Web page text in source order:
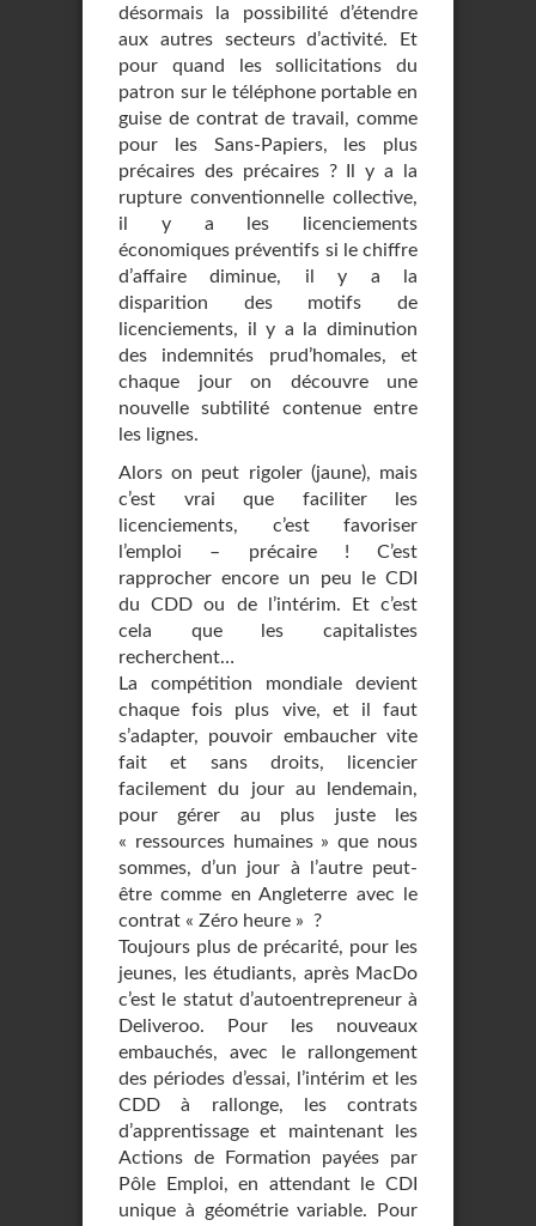
désormais la possibilité d’étendre
aux autres secteurs d’activité. Et
pour quand les sollicitations du
patron sur le téléphone portable en
guise de contrat de travail, comme
pour les Sans-Papiers, les plus
précaires des précaires ? Il y a la
rupture conventionnelle collective,
il y a les licenciements
économiques préventifs si le chiffre
d’affaire diminue, il y a la
disparition des motifs de
licenciements, il y a la diminution
des indemnités prud’homales, et
chaque jour on découvre une
nouvelle subtilité contenue entre
les lignes.
Alors on peut rigoler (jaune), mais
c’est vrai que faciliter les
licenciements, c’est favoriser
l’emploi – précaire ! C’est
rapprocher encore un peu le CDI
du CDD ou de l’intérim. Et c’est
cela que les capitalistes
recherchent…
La compétition mondiale devient
chaque fois plus vive, et il faut
s’adapter, pouvoir embaucher vite
fait et sans droits, licencier
facilement du jour au lendemain,
pour gérer au plus juste les
« ressources humaines » que nous
sommes, d’un jour à l’autre peut-
être comme en Angleterre avec le
contrat « Zéro heure » ?
Toujours plus de précarité, pour les
jeunes, les étudiants, après MacDo
c’est le statut d’autoentrepreneur à
Deliveroo. Pour les nouveaux
embauchés, avec le rallongement
des périodes d’essai, l’intérim et les
CDD à rallonge, les contrats
d’apprentissage et maintenant les
Actions de Formation payées par
Pôle Emploi, en attendant le CDI
unique à géométrie variable. Pour